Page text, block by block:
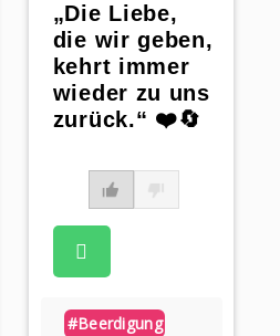
„Die Liebe,
die wir geben,
kehrt immer
wieder zu uns
zurück.“ ❤️🔄
#beerdigung